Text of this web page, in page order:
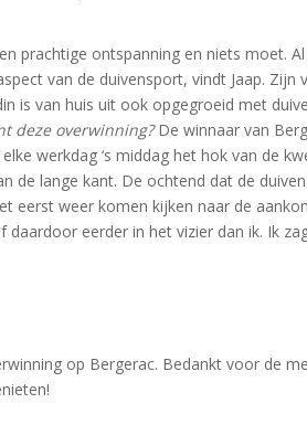
prachtige ontspanning en niets moet.
van de duivensport, vindt Jaap.
is van huis uit ook opgegroeid met
deze overwinning?De winnaar van
werkdag ‘s middag het hok van de
de lange kant. De ochtend dat de
eerst weer komen kijken naar de
daardoor eerder in het vizier dan ik. Ik
op Bergerac. Bedankt voor de